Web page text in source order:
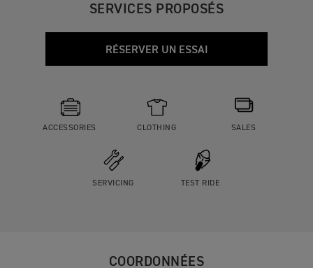
SERVICES PROPOSÉS
RÉSERVER UN ESSAI
ACCESSORIES CLOTHING SALES
SERVICING TEST RIDE
COORDONNÉES